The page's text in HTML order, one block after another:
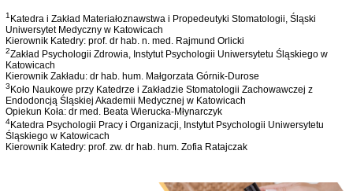
1 Katedra i Zakład Materiałoznawstwa i Propedeutyki Stomatologii, Śląski
Uniwersytet Medyczny w Katowicach
Kierownik Katedry: prof. dr hab. n. med. Rajmund Orlicki
2Zakład Psychologii Zdrowia, Instytut Psychologii Uniwersytetu Śląskiego w
Katowicach
Kierownik Zakładu: dr hab. hum. Małgorzata Górnik-Durose
3 Koło Naukowe przy Katedrze i Zakładzie Stomatologii Zachowawczej z
Endodoncją Śląskiej Akademii Medycznej w Katowicach
Opiekun Koła: dr med. Beata Wierucka-Młynarczyk
4Katedra Psychologii Pracy i Organizacji, Instytut Psychologii Uniwersytetu
Śląskiego w Katowicach
Kierownik Katedry: prof. zw. dr hab. hum. Zofia Ratajczak